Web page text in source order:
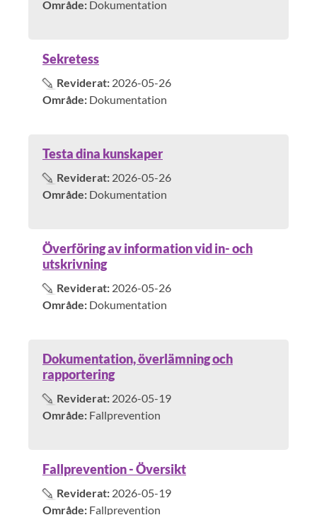
Område: Dokumentation
Sekretess
Reviderat: 2026-05-26
Område: Dokumentation
Testa dina kunskaper
Reviderat: 2026-05-26
Område: Dokumentation
Överföring av information vid in- och
utskrivning
Reviderat: 2026-05-26
Område: Dokumentation
Dokumentation, överlämning och
rapportering
Reviderat: 2026-05-19
Område: Fallprevention
Fallprevention - Översikt
Reviderat: 2026-05-19
Område: Fallprevention